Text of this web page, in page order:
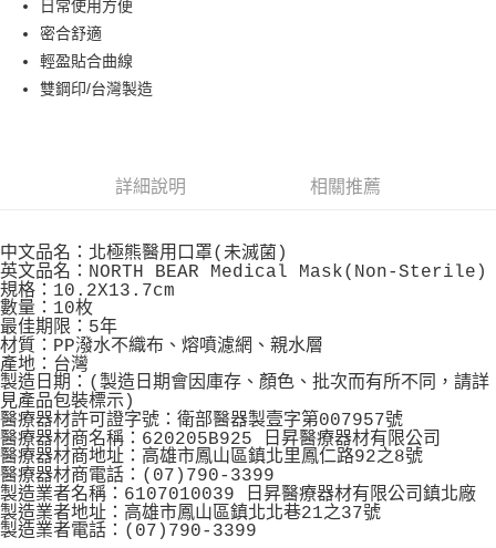
街口支付
悠遊付
Google Pay
AFTEE先享後付
AFTEE先享後付是「在收到商品之後才付款」的支付方式。 讓您購物簡單
便利好安心！
１．簡單：不需註冊會員、不需綁卡、不需儲值。
２．便利：只要手機號碼，簡訊認證，即可結帳。
３．安心：先確認商品／服務後，再付款。
【「AFTEE先享後付」結帳流程】
１．於結帳方式選擇「AFTEE先享後付」後，將跳轉至「AFTEE先享後付」
結帳頁面，進行簡訊認證並確認金額後，即可完成結帳。
２．訂單成立數日內，您將收到繳費通知簡訊。
３．收到繳費通知簡訊後14天內，點擊此簡訊中的連結，可透過四大超商／
ATM／網路銀行／等多元方式進行付款，方視為交易完成。
※ 請注意：結帳手續完成當下不需立刻繳費，但若您需要取消訂單，請聯絡
購買商品的店家。未經商家同意取消之訂單仍視為有效，需透過AFTEE先享
後付繳納相關費用。
運送方式
全家取貨付款
每筆NT$60，滿NT$799(含以上)免運費
7-11取貨付款
每筆NT$60，滿NT$799(含以上)免運費
7-11取貨(快速到店)
每筆NT$95，滿NT$799(含以上)免運費
宅配
每筆NT$150
日常使用方便
密合舒適
輕盈貼合曲線
雙鋼印/台灣製造
詳細說明 相關推薦
中文品名：北極熊醫用口罩(未滅菌)
英文品名：NORTH BEAR Medical Mask(Non-Sterile)
規格：10.2X13.7cm
數量：10枚
最佳期限：5年
材質：PP潑水不織布、熔噴濾網、親水層
產地：台灣
製造日期：(製造日期會因庫存、顏色、批次而有所不同，請詳
見產品包裝標示)
醫療器材許可證字號：衛部醫器製壹字第007957號
醫療器材商名稱：620205B925 日昇醫療器材有限公司
醫療器材商地址：高雄市鳳山區鎮北里鳳仁路92之8號
醫療器材商電話：(07)790-3399
製造業者名稱：6107010039 日昇醫療器材有限公司鎮北廠
製造業者地址：高雄市鳳山區鎮北北巷21之37號
製造業者電話：(07)790-3399